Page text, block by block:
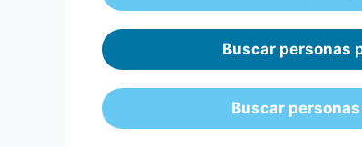
Buscar personas
Buscar